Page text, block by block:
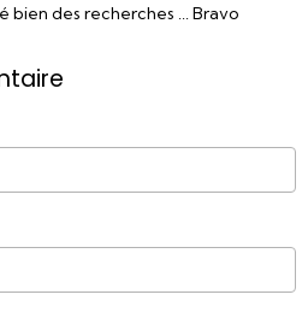
bien des recherches ... Bravo